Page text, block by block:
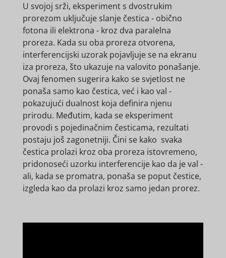
U svojoj srži, eksperiment s dvostrukim
prorezom uključuje slanje čestica - obično
fotona ili elektrona - kroz dva paralelna
proreza. Kada su oba proreza otvorena,
interferencijski uzorak pojavljuje se na ekranu
iza proreza, što ukazuje na valovito ponašanje.
Ovaj fenomen sugerira kako se svjetlost ne
ponaša samo kao čestica, već i kao val -
pokazujući dualnost koja definira njenu
prirodu. Međutim, kada se eksperiment
provodi s pojedinačnim česticama, rezultati
postaju još zagonetniji. Čini se kako svaka
čestica prolazi kroz oba proreza istovremeno,
pridonoseći uzorku interferencije kao da je val -
ali, kada se promatra, ponaša se poput čestice,
izgleda kao da prolazi kroz samo jedan prorez.